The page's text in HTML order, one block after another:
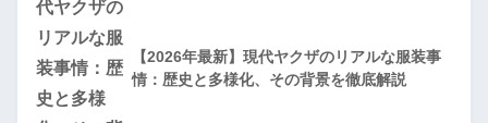
【2026年最新】現代ヤクザのリアルな服装事
情：歴史と多様化、その背景を徹底解説